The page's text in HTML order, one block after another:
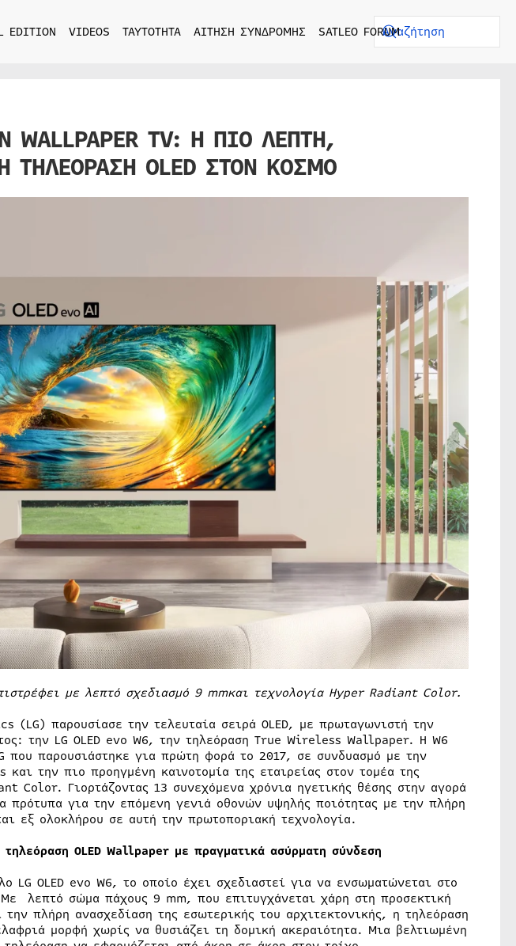
EDITION VIDEOS ΤΑΥΤΟΤΗΤΑ ΑΙΤΗΣΗ ΣΥΝΔΡΟΜΗΣ SATLEO FORUM
TV: Η ΠΙΟ ΛΕΠΤΗ,
ΤΗΛΕΟΡΑΣΗ OLED ΣΤΟΝ ΚΟΣΜΟ
με λεπτό σχεδιασμό 9 mmκαι τεχνολογία Hyper Radiant Color.
(LG) παρουσίασε την τελευταία σειρά OLED, με πρωταγωνιστή την
την LG OLED evo W6, την τηλεόραση True Wireless Wallpaper. Η W6
που παρουσιάστηκε για πρώτη φορά το 2017, σε συνδυασμό με την
την πιο προηγμένη καινοτομία της εταιρείας στον τομέα της
Color. Γιορτάζοντας 13 συνεχόμενα χρόνια ηγετικής θέσης στην αγορά
πρότυπα για την επόμενη γενιά οθονών υψηλής ποιότητας με την πλήρη
εξ ολοκλήρου σε αυτή την πρωτοποριακή τεχνολογία.
OLED Wallpaper με πραγματικά ασύρματη σύνδεση
LG OLED evo W6, το οποίο έχει σχεδιαστεί για να ενσωματώνεται στο
λεπτό σώμα πάχους 9 mm, που επιτυγχάνεται χάρη στη προσεκτική
πλήρη ανασχεδίαση της εσωτερικής του αρχιτεκτονικής, η τηλεόραση
μορφή χωρίς να θυσιάζει τη δομική ακεραιότητα. Μια βελτιωμένη